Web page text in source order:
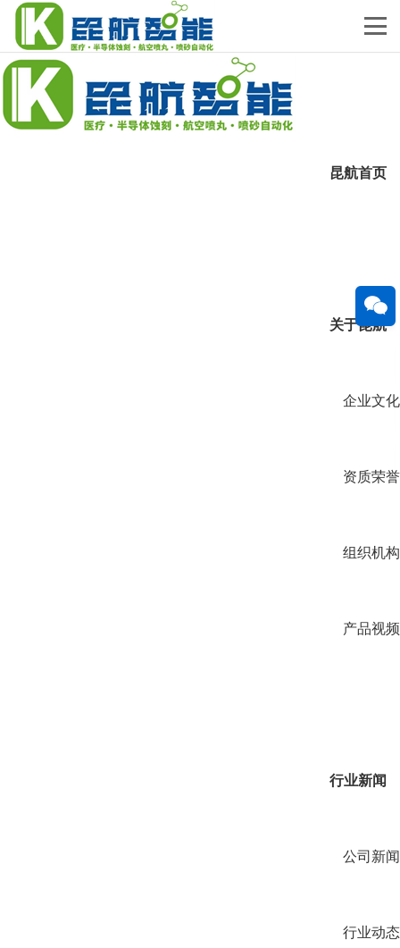
昆航首页
关于昆航
企业文化
资质荣誉
组织机构
产品视频
行业新闻
公司新闻
行业动态